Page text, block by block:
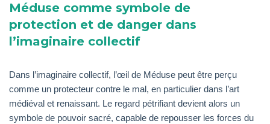
Méduse comme symbole de
protection et de danger dans
l’imaginaire collectif
Dans l’imaginaire collectif, l’œil de Méduse peut être perçu
comme un protecteur contre le mal, en particulier dans l’art
médiéval et renaissant. Le regard pétrifiant devient alors un
symbole de pouvoir sacré, capable de repousser les forces du